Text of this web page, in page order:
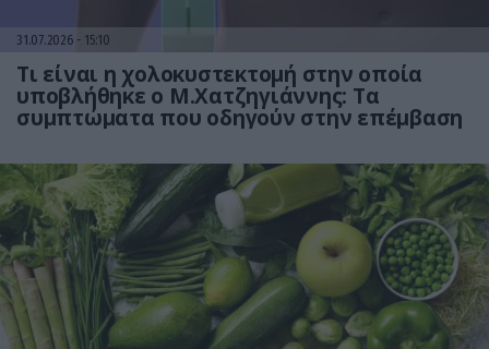
31.07.2026 15:10
Τι είναι η χολοκυστεκτομή στην οποία
υποβλήθηκε ο Μ.Χατζηγιάννης: Tα
συμπτώματα που οδηγούν στην επέμβαση